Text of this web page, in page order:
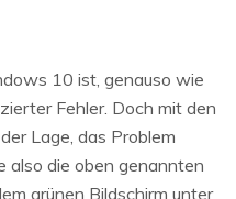
10 ist, genauso wie
Fehler. Doch mit den
Lage, das Problem
also die oben genannten
grünen Bildschirm unter